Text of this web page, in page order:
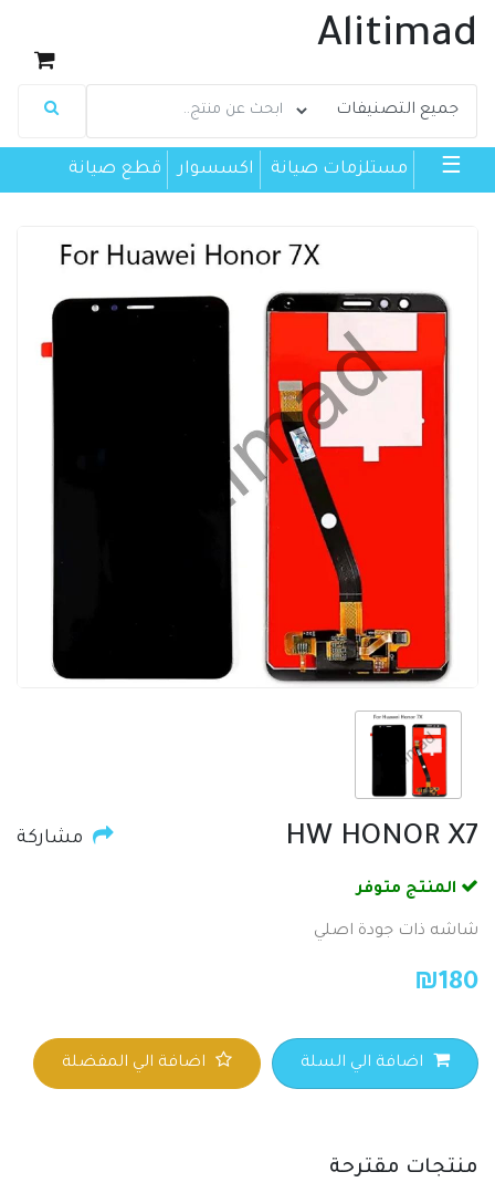
Alitimad
☰ مستلزمات صيانة اكسسوار قطع صيانة
HW HONOR X7 مشاركة
المنتج متوفر
شاشه ذات جودة اصلي
₪180
اضافة الي السلة اضافة الي المفضلة
منتجات مقترحة